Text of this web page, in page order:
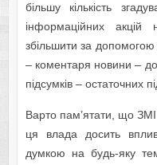
більшу кількість
інформаційних
збільшити за
– коментаря новини –
підсумків – остаточних
Варто пам’ятати, що
ця влада досить
думкою на будь-яку